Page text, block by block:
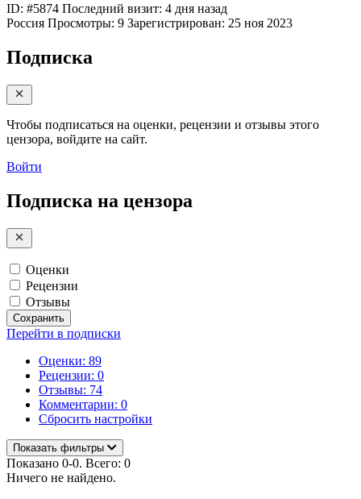
ID: #5874 Последний визит: 4 дня назад
Россия Просмотры: 9 Зарегистрирован: 25 ноя 2023
Подписка
Чтобы подписаться на оценки, рецензии и отзывы этого
цензора, войдите на сайт.
Войти
Подписка на цензора
Оценки
Рецензии
Отзывы
Сохранить
Перейти в подписки
Оценки: 89
Рецензии: 0
Отзывы: 74
Комментарии: 0
Сбросить настройки
Показать фильтры
Показано 0-0. Всего: 0
Ничего не найдено.